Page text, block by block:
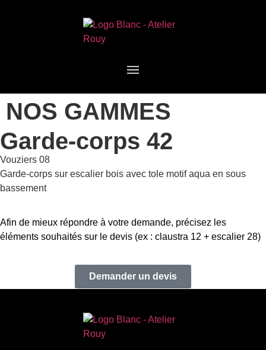
NOS GAMMES
Garde-corps 42
Vouziers 08
Garde-corps sur escalier bois avec tole motif aqua en sous
bassement
Afin de mieux répondre à votre demande, précisez les
éléments souhaités sur le devis (ex : claustra 12 + escalier 28)
Demander un devis